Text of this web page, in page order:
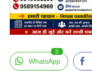
WhatsApp
0